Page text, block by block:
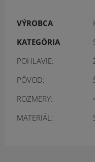
VÝROBCA
KATEGÓRIA
POHLAVIE:
PÔVOD:
ROZMERY:
MATERIÁL: